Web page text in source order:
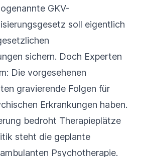
GKV-
soll eigentlich
sichern. Doch Experten
Die vorgesehenen
gravierende Folgen für
Erkrankungen haben.
bedroht Therapieplätze
steht die geplante
Psychotherapie.